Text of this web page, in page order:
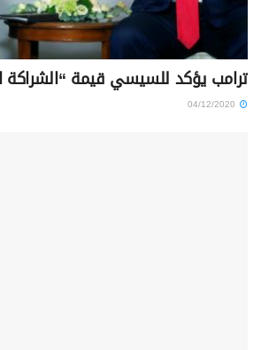
ترامب يؤكد للسيسي قيمة “الشراكة